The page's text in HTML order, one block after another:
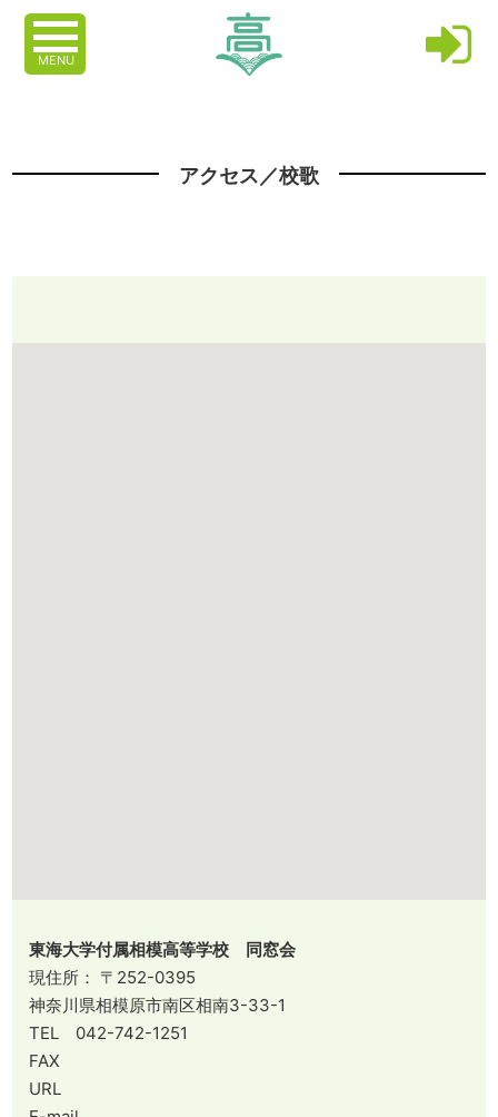
MENU
アクセス／校歌
東海大学付属相模高等学校 同窓会
現住所： 〒252-0395
神奈川県相模原市南区相南3-33-1
TEL 042-742-1251
FAX
URL